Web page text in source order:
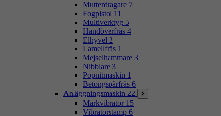
Mutterdragare 7
Fogpistol 11
Multiverktyg 5
Handöverfräs 4
Elhyvel 2
Lamellfräs 1
Mejselhammare 3
Nibblare 3
Popnitmaskin 1
Betongspårfräs 6
Anläggningsmaskin 22
Markvibrator 15
Vibratorstamp 6